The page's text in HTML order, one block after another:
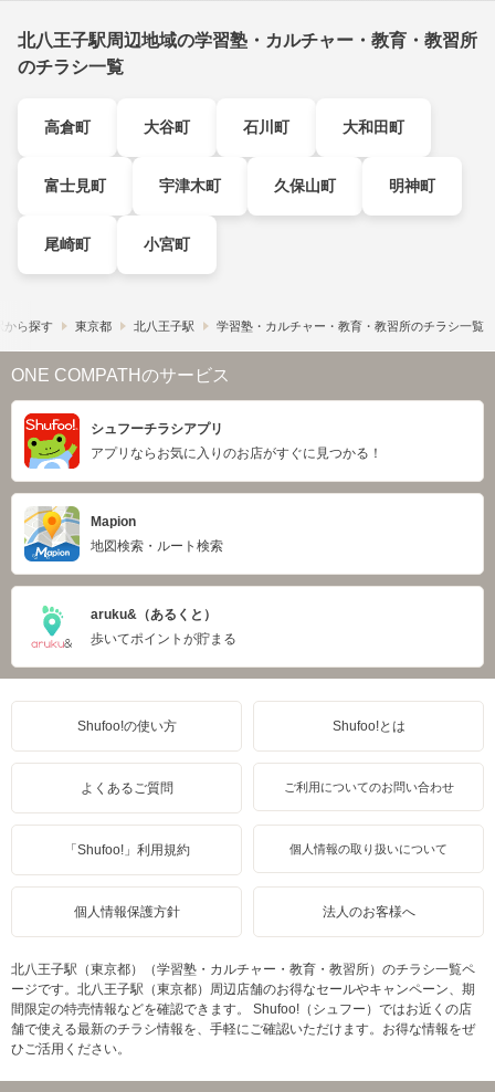
北八王子駅周辺地域の学習塾・カルチャー・教育・教習所
のチラシ一覧
高倉町 大谷町 石川町 大和田町
富士見町 宇津木町 久保山町 明神町
尾崎町 小宮町
から探す 東京都 北八王子駅 学習塾・カルチャー・教育・教習所のチラシ一覧
ONE COMPATHのサービス
シュフーチラシアプリ
アプリならお気に入りのお店がすぐに見つかる！
Mapion
地図検索・ルート検索
aruku&（あるくと）
歩いてポイントが貯まる
Shufoo!の使い方 Shufoo!とは
よくあるご質問 ご利用についてのお問い合わせ
「Shufoo!」利用規約 個人情報の取り扱いについて
個人情報保護方針 法人のお客様へ
北八王子駅（東京都）（学習塾・カルチャー・教育・教習所）のチラシ一覧ペ
ージです。北八王子駅（東京都）周辺店舗のお得なセールやキャンペーン、期
間限定の特売情報などを確認できます。 Shufoo!（シュフー）ではお近くの店
舗で使える最新のチラシ情報を、手軽にご確認いただけます。お得な情報をぜ
ひご活用ください。